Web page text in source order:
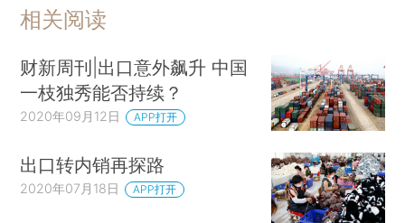
相关阅读
财新周刊|出口意外飙升 中国
一枝独秀能否持续？
2020年09月12日 APP打开
出口转内销再探路
2020年07月18日 APP打开